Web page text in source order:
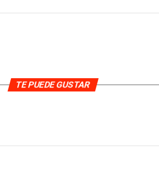
TE PUEDE GUSTAR